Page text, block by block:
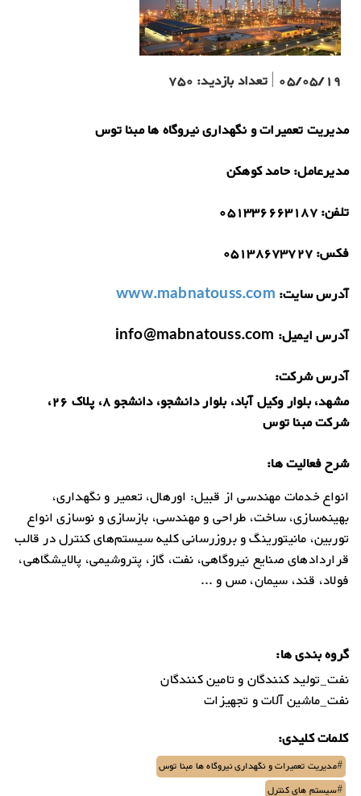
05/05/19
|تعداد بازدید: 750
مدیریت تعمیرات و نگهداری نیروگاه ها مبنا توس
مدیرعامل:حامد کوهکن
تلفن:051336663187
فکس:05138673727
آدرس سایت: www.mabnatouss.com
آدرس ایمیل: info@mabnatouss.com
آدرس شرکت:
مشهد، بلوار وکیل آباد، بلوار دانشجو، دانشجو 8، پلاک 26،
شرکت مبنا توس
شرح فعالیت ها:
انواع خدمات مهندسی از قبیل: اورهال، تعمیر و نگهداری،
بهینه‌سازی، ساخت، طراحی و مهندسی، بازسازی و نوسازی انواع
توربین‌، مانیتورینگ و بروزرسانی کلیه سیستم‌های کنترل در قالب
قراردادهای صنایع نیروگاهی، نفت، گاز، پتروشیمی، پالایشگاهی،
فولاد، قند، سیمان، مس و ...
گروه بندی ها:
نفت_تولید کنندگان و تامین کنندگان
نفت_ماشین آلات و تجهیزات
کلمات کلیدی:
#مدیریت تعمیرات و نگهداری نیروگاه ها مبنا توس
#سیستم های کنترل